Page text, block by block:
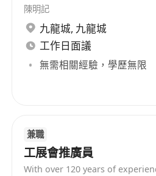
陳明記
九龍城, 九龍城
工作日面議
無需相關經驗，學歷無限
兼職
工展會推廣員
With over 120 years of